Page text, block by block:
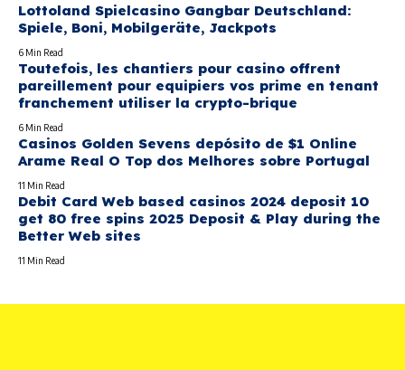
Lottoland Spielcasino Gangbar Deutschland:
Spiele, Boni, Mobilgeräte, Jackpots
6 Min Read
Toutefois, les chantiers pour casino offrent
pareillement pour equipiers vos prime en tenant
franchement utiliser la crypto-brique
6 Min Read
Casinos Golden Sevens depósito de $1 Online
Arame Real O Top dos Melhores sobre Portugal
11 Min Read
Debit Card Web based casinos 2024 deposit 10
get 80 free spins 2025 Deposit & Play during the
Better Web sites
11 Min Read